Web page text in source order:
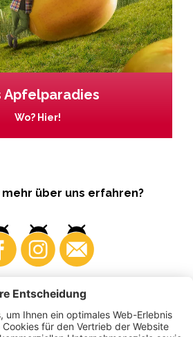
Apfelparadies
Wo? Hier!
über uns erfahren?
Produzenten